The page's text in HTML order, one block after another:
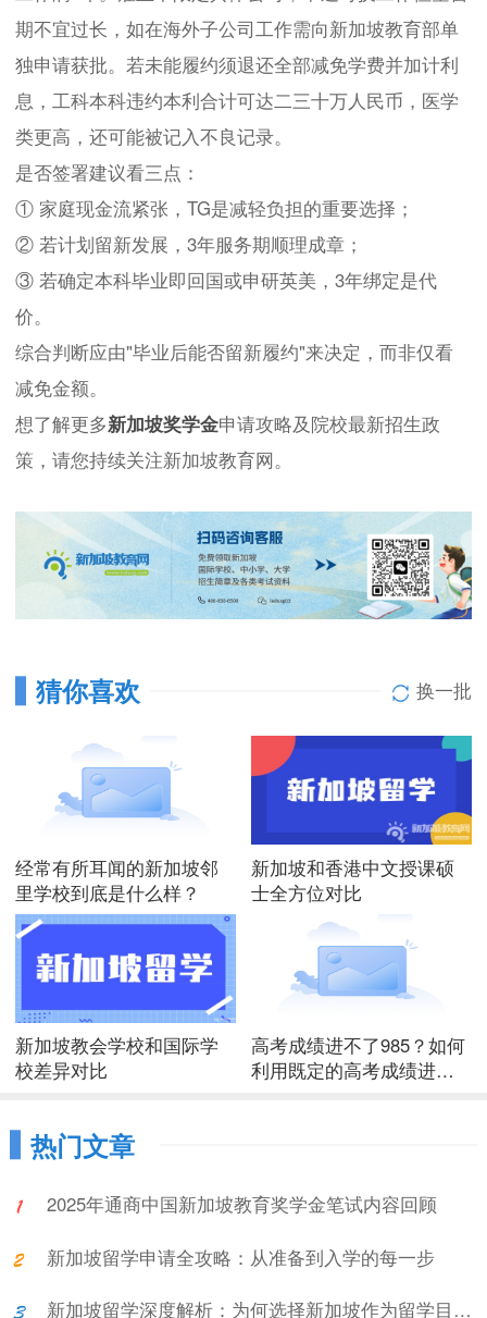
期不宜过长，如在海外子公司工作需向新加坡教育部单
独申请获批。若未能履约须退还全部减免学费并加计利
息，工科本科违约本利合计可达二三十万人民币，医学
类更高，还可能被记入不良记录。
是否签署建议看三点：
① 家庭现金流紧张，TG是减轻负担的重要选择；
② 若计划留新发展，3年服务期顺理成章；
③ 若确定本科毕业即回国或申研英美，3年绑定是代
价。
综合判断应由"毕业后能否留新履约"来决定，而非仅看
减免金额。
想了解更多新加坡奖学金申请攻略及院校最新招生政
策，请您持续关注新加坡教育网。
猜你喜欢 换一批
经常有所耳闻的新加坡邻
里学校到底是什么样？
新加坡和香港中文授课硕
士全方位对比
新加坡教会学校和国际学
校差异对比
高考成绩进不了985？如何
利用既定的高考成绩进入
热门文章
2025年通商中国新加坡教育奖学金笔试内容回顾
新加坡留学申请全攻略：从准备到入学的每一步
新加坡留学深度解析：为何选择新加坡作为留学目的地?